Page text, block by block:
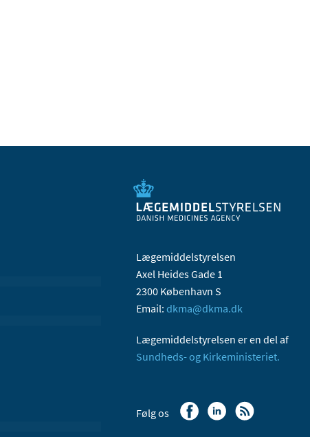
Lægemiddelstyrelsen
Axel Heides Gade 1
2300 København S
Email: dkma@dkma.dk
Lægemiddelstyrelsen er en del af
Sundheds- og Kirkeministeriet.
Følg os